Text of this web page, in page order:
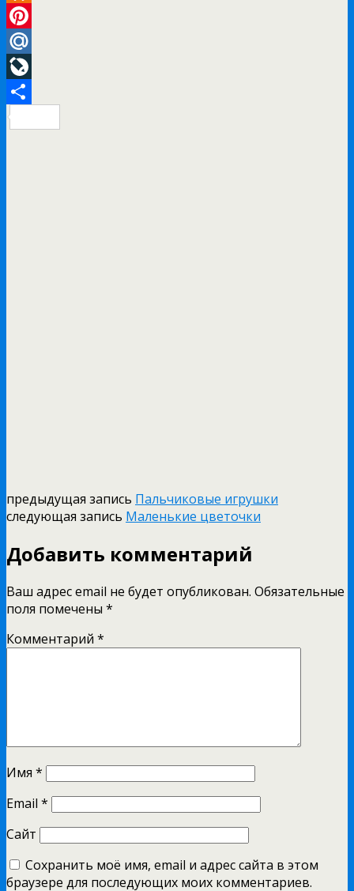
Odnoklassniki
Pinterest
Mail.Ru
LiveJournal
предыдущая запись Пальчиковые игрушки
следующая запись Маленькие цветочки
Добавить комментарий
Ваш адрес email не будет опубликован. Обязательные
поля помечены *
Комментарий *
Имя *
Email *
Сайт
Сохранить моё имя, email и адрес сайта в этом
браузере для последующих моих комментариев.